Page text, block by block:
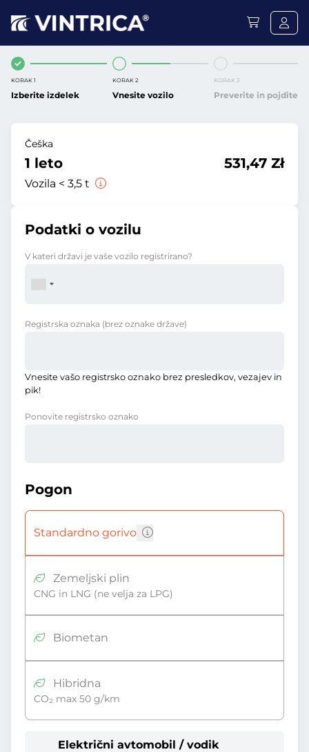
KORAK 1
Izberite izdelek
KORAK 2
Vnesite vozilo
KORAK 3
Preverite in pojdite
Češka
1 leto
Vozila < 3,5 t
531,47 Zł
Podatki o vozilu
V kateri državi je vaše vozilo registrirano?
Registrska oznaka (brez oznake države)
Vnesite vašo registrsko oznako brez presledkov, vezajev in
pik!
Ponovite registrsko oznako
Pogon
Standardno gorivo
Zemeljski plin
CNG in LNG (ne velja za LPG)
Biometan
Hibridna
CO₂ max 50 g/km
Električni avtomobil / vodik